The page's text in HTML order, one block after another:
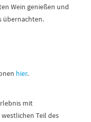
Wein genießen und
übernachten.
hier.
mit
Teil des